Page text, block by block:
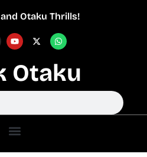
Otaku Thrills!
Otaku